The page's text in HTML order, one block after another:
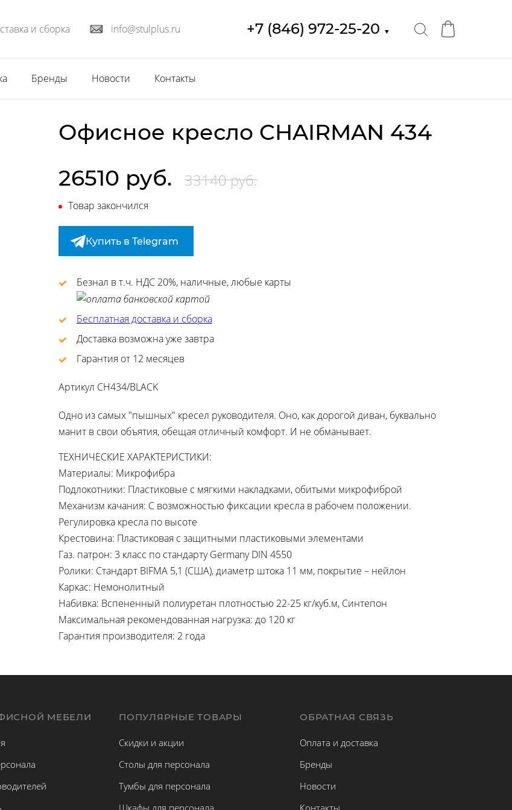
и сборка info@stulplus.ru +7 (846) 972-25-20 ▼
Бренды Новости Контакты
Офисное кресло CHAIRMAN 434
26510 руб.
33140 руб.
Товар закончился
Купить в Telegram
Безнал в т.ч. НДС 20%, наличные, любые карты
Бесплатная доставка и сборка
Доставка возможна уже завтра
Гарантия от 12 месяцев
Артикул CH434/BLACK
Одно из самых "пышных" кресел руководителя. Оно, как дорогой диван, буквально
манит в свои объятия, обещая отличный комфорт. И не обманывает.
ТЕХНИЧЕСКИЕ ХАРАКТЕРИСТИКИ:
Материалы: Микрофибра
Подлокотники: Пластиковые с мягкими накладками, обитыми микрофиброй
Механизм качания: С возможностью фиксации кресла в рабочем положении.
Регулировка кресла по высоте
Крестовина: Пластиковая с защитными пластиковыми элементами
Газ. патрон: 3 класс по стандарту Germany DIN 4550
Ролики: Стандарт BIFMA 5,1 (США), диаметр штока 11 мм, покрытие – нейлон
Каркас: Немонолитный
Набивка: Вспененный полиуретан плотностью 22-25 кг/куб.м, Синтепон
Максимальная рекомендованная нагрузка: до 120 кг
Гарантия производителя: 2 года
МЕБЕЛИ ПОПУЛЯРНЫЕ ТОВАРЫ
Скидки и акции
Столы для персонала
Тумбы для персонала
ОБРАТНАЯ СВЯЗЬ
Оплата и доставка
Бренды
Новости